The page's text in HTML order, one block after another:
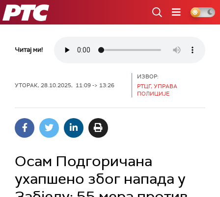
РТС
Читај ми!
УТОРАК, 28.10.2025, 11:09 -> 13:26
ИЗВОР:
РТЦГ, УПРАВА
ПОЛИЦИЈЕ
Осам Подгоричана
ухапшено због напада у